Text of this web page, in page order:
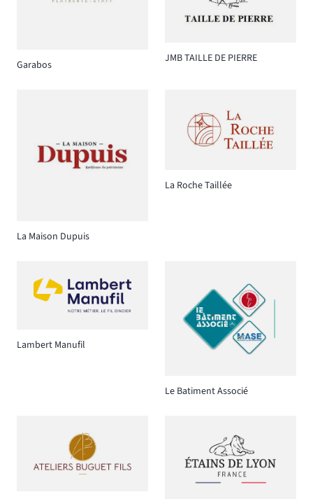
Garabos
JMB TAILLE DE PIERRE
La Maison Dupuis
La Roche Taillée
Lambert Manufil
Le Batiment Associé